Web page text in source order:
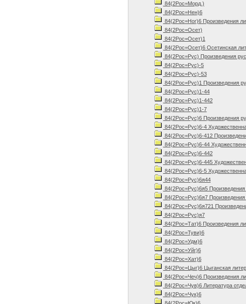
84(2Рос=Морд.)
84(2Рос=Нен)6
84(2Рос=Ног)6 Произведения
84(2Рос=Осет)
84(2Рос=Осет)1
84(2Рос=Осет)6 Осетинская
84(2Рос=Рус) Произведения
84(2Рос=Рус)-5
84(2Рос=Рус)-53
84(2Рос=Рус)1 Произведения
84(2Рос=Рус)1-44
84(2Рос=Рус)1-442
84(2Рос=Рус)1-7
84(2Рос=Рус)6 Произведения
84(2Рос=Рус)6-4
84(2Рос=Рус)6-412
84(2Рос=Рус)6-44
84(2Рос=Рус)6-442
84(2Рос=Рус)6-445
84(2Рос=Рус)6-5
84(2Рос=Рус)6я44
84(2Рос=Рус)6я5 Произведения
84(2Рос=Рус)6я7
84(2Рос=Рус)6я721
84(2Рос=Рус)я7
84(2Рос=Тат)6 Произведения
84(2Рос=Туви)6
84(2Рос=Удм)6
84(2Рос=Уйг)6
84(2Рос=Хат)6
84(2Рос=Цыг)6 Цыганская
84(2Рос=Чеч)6 Произведения
84(2Рос=Чув)6 Литература
84(2Рос=Чук)6